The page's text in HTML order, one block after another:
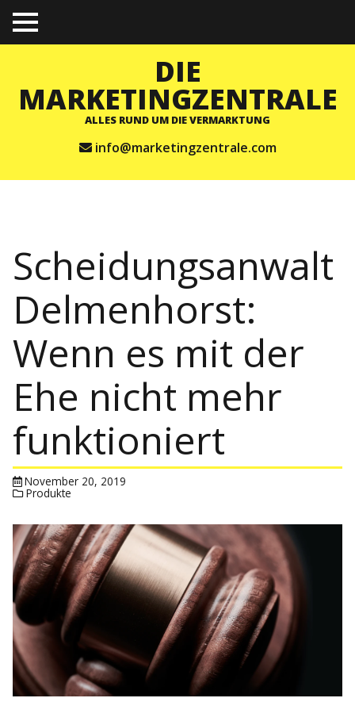
TO
GGL
DIE
MARKETINGZENTRALE
ALLES RUND UM DIE VERMARKTUNG
info@marketingzentrale.com
Scheidungsanwalt
Delmenhorst:
Wenn es mit der
Ehe nicht mehr
funktioniert
November 20, 2019
Produkte